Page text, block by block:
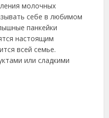
молочных
себе в любимом
панкейки
настоящим
всей семье.
или сладкими